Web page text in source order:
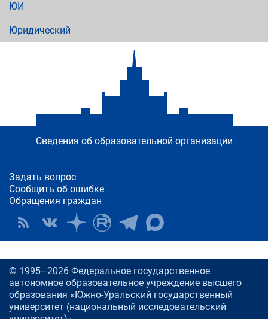
ЮИ
Юридический
Сведения об образовательной организации
Задать вопрос
Сообщить об ошибке
Обращения граждан
© 1995–2026 Федеральное государственное
автономное образовательное учреждение высшего
образования «Южно-Уральский государственный
университет (национальный исследовательский